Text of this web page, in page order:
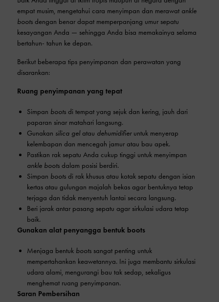
empat musim, mengetahui cara menyimpan dan merawat ankle
boots dengan benar dapat memperpanjang umur sepatu
kesayangan Anda — sehingga Anda bisa memakainya selama
bertahun- tahun ke depan.
Berikut beberapa tips penyimpanan dan perawatan yang
disarankan:
Ruang penyimpanan yang tepat
Simpan boots di tempat yang sejuk dan kering, jauh dari
paparan sinar matahari langsung.
Gunakan silica gelatau dehumidifieruntuk menyerap
kelembapan dan mencegah jamur atau bau apek.
Pastikan rak sepatu Anda cukup tinggi untuk menyimpan
ankle boots dalam posisi berdiri.
Simpan boots di rak khusus atau kotak sepatu dengan isian
kertas atau gulungan majalah bekas agar bentuknya tetap
terjaga dan tidak menyentuh lantai secara langsung.
Beri jarak antar pasang sepatu agar sirkulasi udara tetap
baik.
Gunakan alat penyangga bentuk boots
Menjaga bentuk boots sangat penting untuk
mempertahankan keawetannya. Ini juga membantu sirkulasi
udara alami, mengurangi bau tak sedap, sekaligus
menghemat ruang penyimpanan.
Saran Pembersihan